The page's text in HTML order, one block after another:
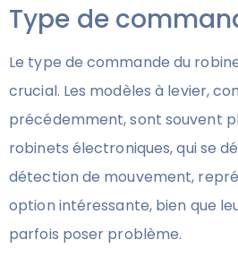
Type de
Le type de commande du
crucial. Les modèles à levier,
précédemment, sont souvent
robinets électroniques, qui se
détection de mouvement,
option intéressante, bien que
parfois poser problème.